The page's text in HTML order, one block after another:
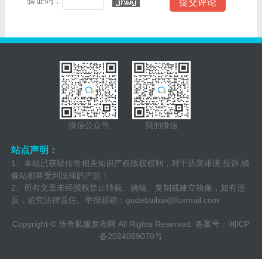
微信公众号 我的微信
站点声明：
1、本站已获取传奇相关知识产权版权权利，对于恶意诽谤,投诉,镜
像站都将受到法律的严惩！
2、所有文章未经授权禁止转载、摘编、复制或建立镜像，如有违
反，追究法律责任。举报邮箱： gudebaibai@foxmail.com
Copyright © 传奇私服发布网 All Rights Reserved. 备案号： 湘ICP
备2024069070号